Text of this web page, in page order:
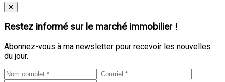
Close
✕
Restez informé sur le marché immobilier !
Abonnez-vous à ma newsletter pour recevoir les nouvelles
du jour.